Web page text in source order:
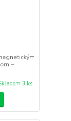
–
3 ks